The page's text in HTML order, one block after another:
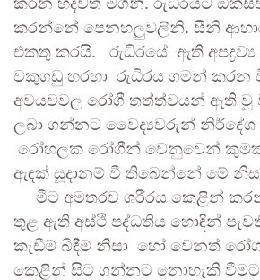
කරන්නේ පෙනහලුවලිනි. සීනි
එකතු කරයි. රුධිරයේ ඇති
වකුගඩු හරහා රුධිරය ගමන් කරන
අවයවවල රෝගී තත්ත්වයන් ඇති වූ
ලබා ගන්නට වෛද්‍යවරුන්
රෝහලක රෝගීන් වෙනුවෙන්
ඇඳක් සූදානම් වී තිබෙන්නේ මේ
මීට අමතරව ශරීරය කෙළින්
තුළ ඇති අස්ථි පද්ධතිය හොඳින්
කැඩීම් බිඳීම් නිසා හෝ වෙනත්
කෙළින් සිට ගන්නට නොහැකි වීමට